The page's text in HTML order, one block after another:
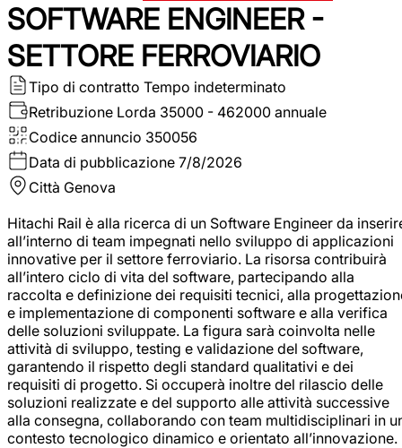
SOFTWARE ENGINEER -
SETTORE FERROVIARIO
Tipo di contratto Tempo indeterminato
Retribuzione Lorda 35000 - 462000 annuale
Codice annuncio 350056
Data di pubblicazione 7/8/2026
Città Genova
Hitachi Rail è alla ricerca di un Software Engineer da
all’interno di team impegnati nello sviluppo di applicazioni
innovative per il settore ferroviario. La risorsa contribuirà
all’intero ciclo di vita del software, partecipando alla
raccolta e definizione dei requisiti tecnici, alla
e implementazione di componenti software e alla verifica
delle soluzioni sviluppate. La figura sarà coinvolta nelle
attività di sviluppo, testing e validazione del software,
garantendo il rispetto degli standard qualitativi e dei
requisiti di progetto. Si occuperà inoltre del rilascio delle
soluzioni realizzate e del supporto alle attività successive
alla consegna, collaborando con team multidisciplinari in
contesto tecnologico dinamico e orientato all’innovazione.